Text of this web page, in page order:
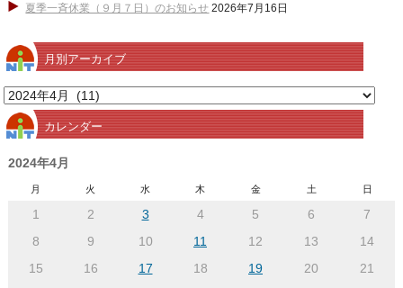
夏季一斉休業（９月７日）のお知らせ 2026年7月16日
月別アーカイブ
月
別
ア
ー
カレンダー
2024年4月
月 火 水 木 金 土 日
1 2 3 4 5 6
7
8
9 10 11 12 13
14
15
16 17 18 19 20
21